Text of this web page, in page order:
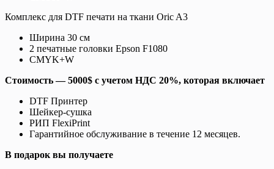
Комплекс для DTF печати на ткани Oric A3
Ширина 30 см
2 печатные головки Epson F1080
CMYK+W
Стоимость — 5000$ с учетом НДС 20%, которая включает
DTF Принтер
Шейкер-сушка
РИП FlexiPrint
Гарантийное обслуживание в течение 12 месяцев.
В подарок вы получаете